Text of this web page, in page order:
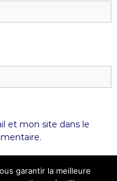
et mon site dans le
garantir la meilleure